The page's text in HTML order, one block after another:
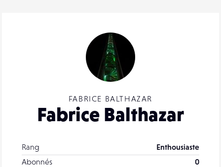
FABRICE BALTHAZAR
Fabrice Balthazar
Rang
Enthousiaste
Abonnés
0